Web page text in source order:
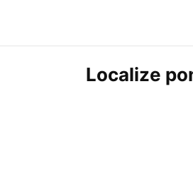
Localize